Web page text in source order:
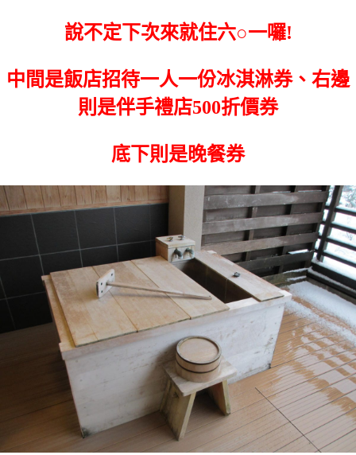
說不定下次來就住六○一囉!
中間是飯店招待一人一份冰淇淋券、右邊
則是伴手禮店500折價券
底下則是晚餐券